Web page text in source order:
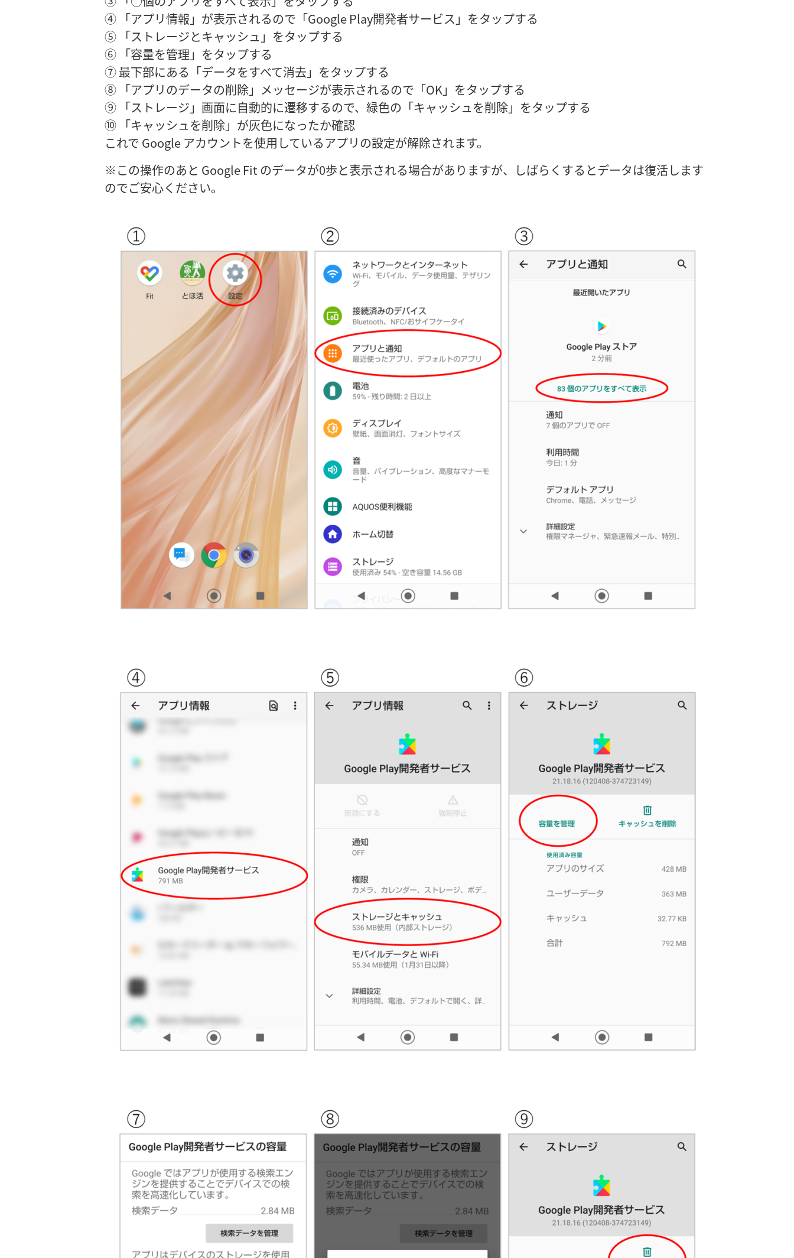
④ 「アプリ情報」が表示されるので「Google Play開発者サービス」をタップする
⑤ 「ストレージとキャッシュ」をタップする
⑥ 「容量を管理」をタップする
⑦ 最下部にある「データをすべて消去」をタップする
⑧ 「アプリのデータの削除」メッセージが表示されるので「OK」をタップする
⑨ 「ストレージ」画面に自動的に遷移するので、緑色の「キャッシュを削除」をタップする
⑩ 「キャッシュを削除」が灰色になったか確認
これで Google アカウントを使用しているアプリの設定が解除されます。
※この操作のあと Google Fit のデータが0歩と表示される場合がありますが、しばらくするとデータは復活します
のでご安心ください。